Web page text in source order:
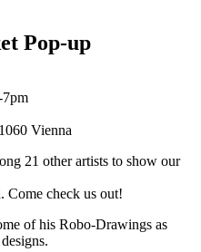
Pop-up
Vienna
21 other artists to show our
Come check us out!
of his Robo-Drawings as